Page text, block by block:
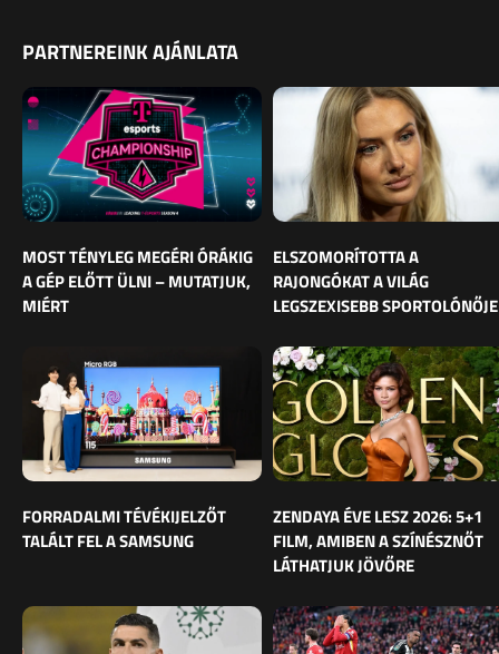
PARTNEREINK AJÁNLATA
MOST TÉNYLEG MEGÉRI ÓRÁKIG
A GÉP ELŐTT ÜLNI – MUTATJUK,
MIÉRT
ELSZOMORÍTOTTA A
RAJONGÓKAT A VILÁG
LEGSZEXISEBB SPORTOLÓNŐJE
FORRADALMI TÉVÉKIJELZŐT
TALÁLT FEL A SAMSUNG
ZENDAYA ÉVE LESZ 2026: 5+1
FILM, AMIBEN A SZÍNÉSZNŐT
LÁTHATJUK JÖVŐRE